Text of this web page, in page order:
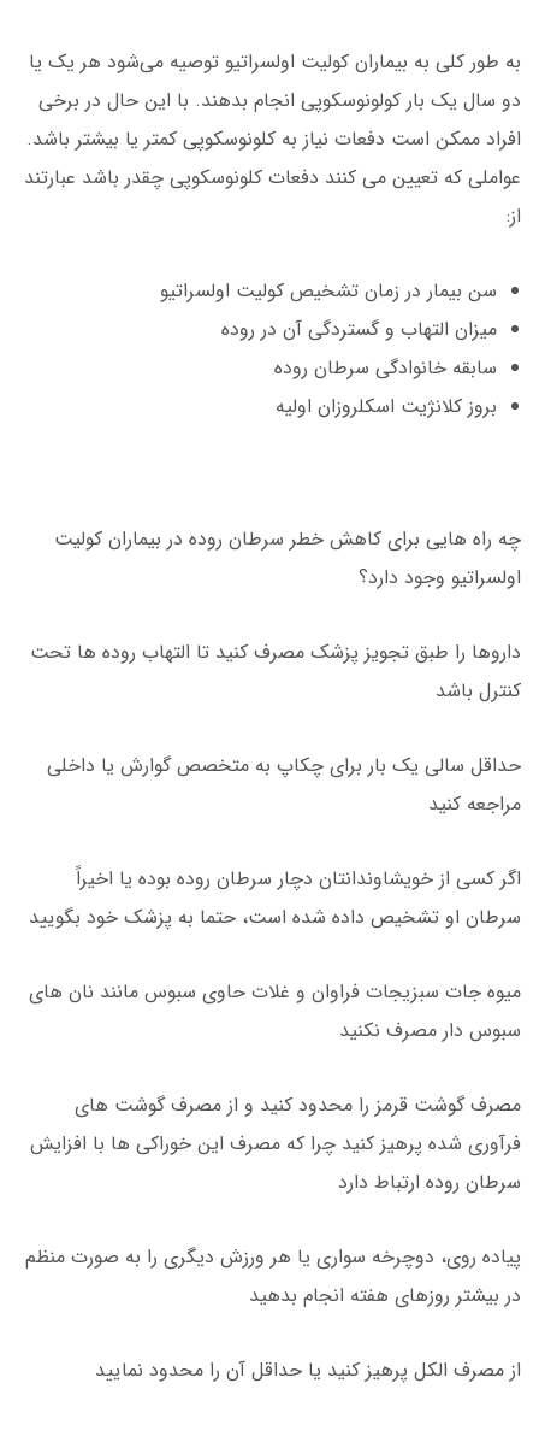
به طور کلی به بیماران کولیت اولسراتیو توصیه می‌شود هر یک یا
دو سال یک بار کولونوسکوپی انجام بدهند. با این حال در برخی
افراد ممکن است دفعات نیاز به کلونوسکوپی کمتر یا بیشتر باشد.
عواملی که تعیین می کنند دفعات کلونوسکوپی چقدر باشد عبارتند
از:
سن بیمار در زمان تشخیص کولیت اولسراتیو
میزان التهاب و گستردگی آن در روده
سابقه خانوادگی سرطان روده
بروز کلانژیت اسکلروزان اولیه
چه راه هایی برای کاهش خطر سرطان روده در بیماران کولیت
اولسراتیو وجود دارد؟
داروها را طبق تجویز پزشک مصرف کنید تا التهاب روده ها تحت
کنترل باشد
حداقل سالی یک بار برای چکاپ به متخصص گوارش یا داخلی
مراجعه کنید
اگر کسی از خویشاوندانتان دچار سرطان روده بوده یا اخیراً
سرطان او تشخیص داده شده است، حتما به پزشک خود بگویید
میوه جات سبزیجات فراوان و غلات حاوی سبوس مانند نان های
سبوس دار مصرف نکنید
مصرف گوشت قرمز را محدود کنید و از مصرف گوشت های
فرآوری شده پرهیز کنید چرا که مصرف این خوراکی ها با افزایش
سرطان روده ارتباط دارد
پیاده روی، دوچرخه سواری یا هر ورزش دیگری را به صورت منظم
در بیشتر روزهای هفته انجام بدهید
از مصرف الکل پرهیز کنید یا حداقل آن را محدود نمایید